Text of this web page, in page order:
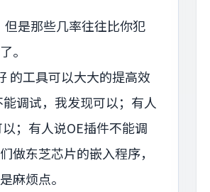
是那些几率往往比你犯
。
的工具可以大大的提高效
调试，我发现可以；有人
；有人说OE插件不能调
做东芝芯片的嵌入程序，
麻烦点。